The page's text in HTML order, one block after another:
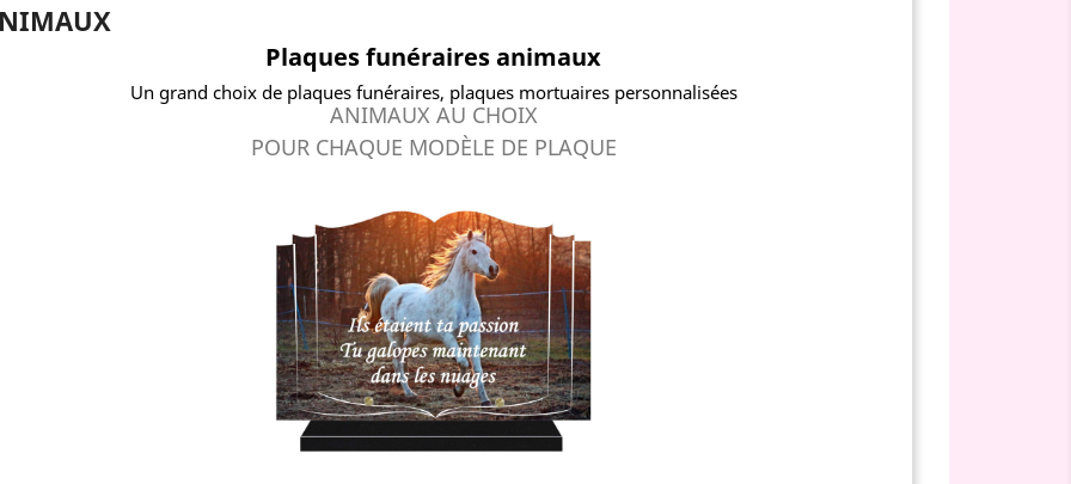
Plaques funéraires animaux
Un grand choix de plaques funéraires, plaques mortuaires personnalisées
ANIMAUX AU CHOIX
POUR CHAQUE MODÈLE DE PLAQUE